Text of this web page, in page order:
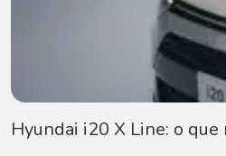
Hyundai i20 X Line: o